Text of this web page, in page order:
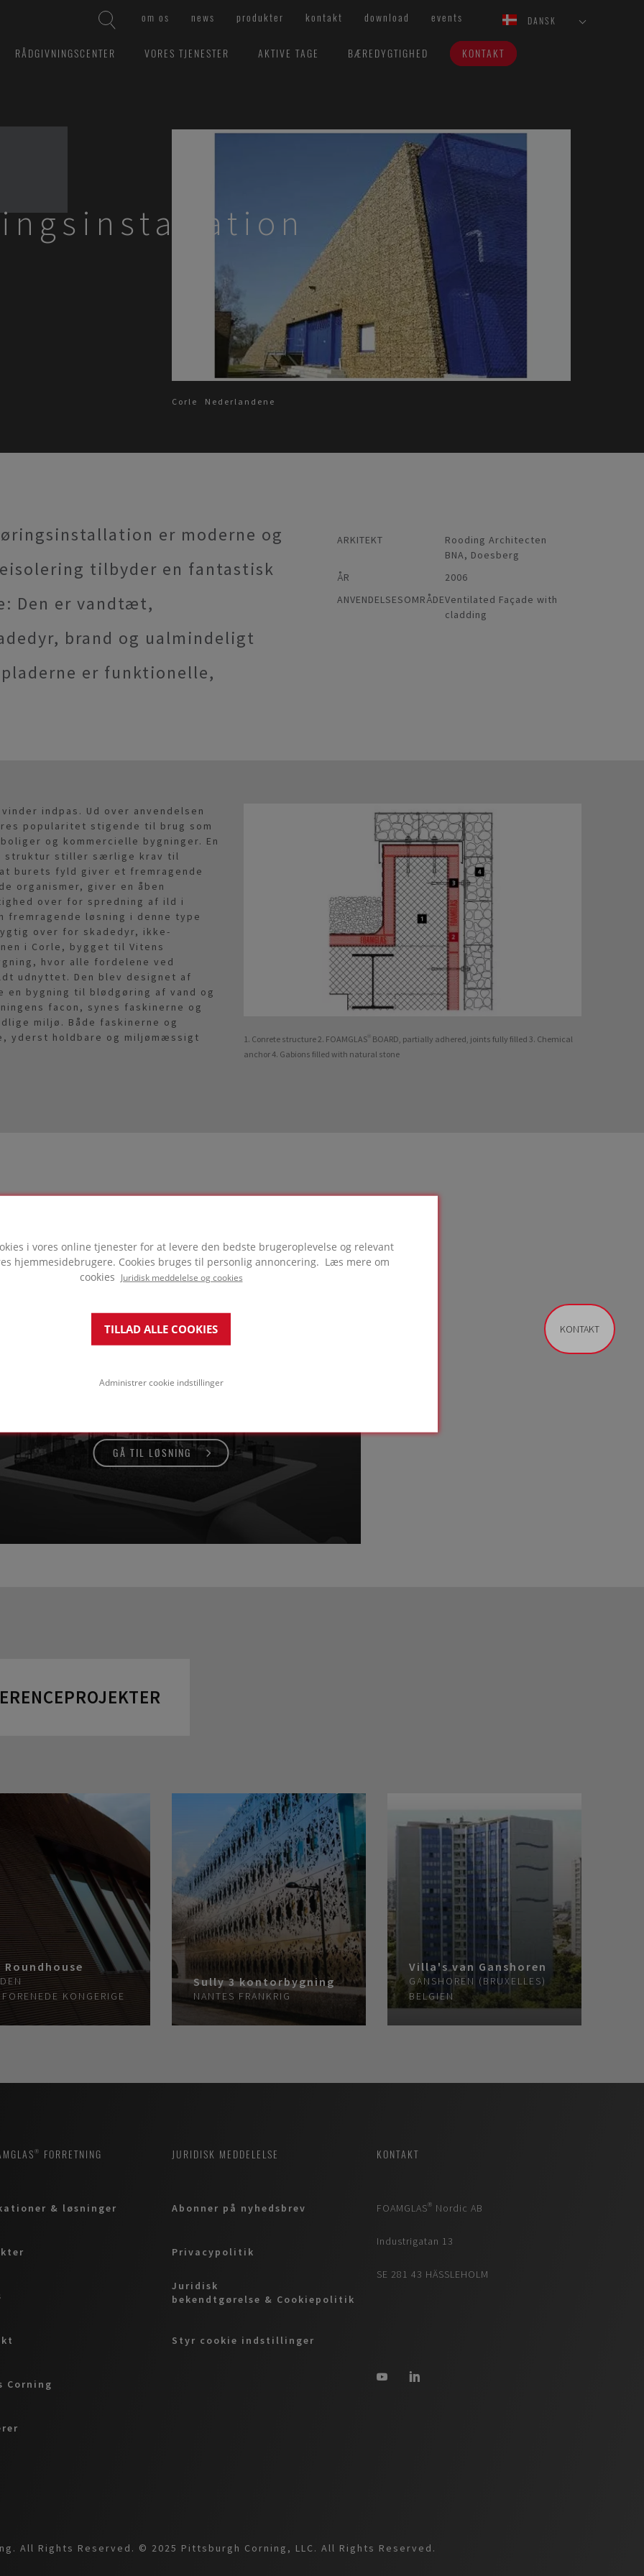
i vores online tjenester for at levere den bedste brugeroplevelse og relevant
hjemmesidebrugere. Cookies bruges til personlig annoncering. Læs mere om
cookies
Juridisk meddelelse og cookies
TILLAD ALLE COOKIES
Administrer cookie indstillinger
om os news produkter kontakt download events DANSK
RÅDGIVNINGSCENTER VORES TJENESTER AKTIVE TAGE BÆREDYGTIGHED KONTAKT
Corle Nederlandene
er moderne og
tilbyder en fantastisk
Den er vandtæt,
brand og ualmindeligt
er funktionelle,
ARKITEKT
Rooding Architecten
BNA, Doesberg
ÅR
2006
ANVENDELSESOMRÅDEVentilated Façade with
cladding
indpas. Ud over anvendelsen
popularitet stigende til brug som
og kommercielle bygninger. En
struktur stiller særlige krav til
burets fyld giver et fremragende
organismer, giver en åben
over for spredning af ild i
fremragende løsning i denne type
over for skadedyr, ikke-
i Corle, bygget til Vitens
hvor alle fordelene ved
udnyttet. Den blev designet af
en bygning til blødgøring af vand og
facon, synes faskinerne og
miljø. Både faskinerne og
yderst holdbare og miljømæssigt
1. Conrete structure 2. FOAMGLAS® BOARD, partially adhered, joints fully filled 3. Chemical
anchor 4. Gabions filled with natural stone
i dette projekt
facader
GÅ TIL LØSNING
Roundhouse
KONGERIGE
Sully 3 kontorbygning
NANTES FRANKRIG
Villa's van Ganshoren
GANSHOREN (BRUXELLES)
BELGIEN
KONTAKT
FORRETNING
& løsninger
Corning
JURIDISK MEDDELELSE
Abonner på nyhedsbrev
Privacypolitik
Juridisk
bekendtgørelse & Cookiepolitik
Styr cookie indstillinger
KONTAKT
FOAMGLAS® Nordic AB
Industrigatan 13
SE 281 43 HÄSSLEHOLM
All Rights Reserved. © 2025 Pittsburgh Corning, LLC. All Rights Reserved.